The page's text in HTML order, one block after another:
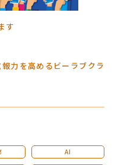
す
力を高めるビーラブクラ
AI